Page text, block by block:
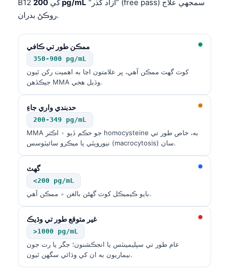
B12 کي200 pg/mL “آزاد گذر” (free pass) سمجهي علاج
روڪڻ بدران.
ممڪن طور تي ڪافي
350-900 pg/mL
کوٽ گهٽ ممڪن آهي، پر علامتون اڃا به اهميت رکن ٿيون
جيڪڏهن MMA وڌيل هجي.
حدبندي واري جاءِ
200-349 pg/mL
MMA جو حڪم ڏيو ۽ اڪثر homocysteine به، خاص طور تي
نيوروپٿي يا ميڪرو سائيٽوسس (macrocytosis) سان.
گهٽ
<200 pg/mL
بايو ڪيميڪل کوٽ گهڻن بالغن ۾ ممڪن آهي.
غير متوقع طور تي وڌيڪ
>1000 pg/mL
عام طور تي سپليمينٽس يا انجڪشنون؛ جگر يا رت جون
بيماريون به ان کي وڌائي سگهن ٿيون.